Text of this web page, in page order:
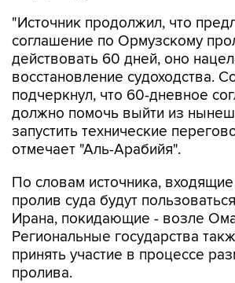
"Источник продолжил, что
соглашение по Ормузскому
действовать 60 дней, оно
восстановление судоходства.
подчеркнул, что 60-дневное
должно помочь выйти из
запустить технические
отмечает "Аль-Арабийя".
По словам источника,
пролив суда будут
Ирана, покидающие - возле
Региональные государства
принять участие в процессе
пролива.